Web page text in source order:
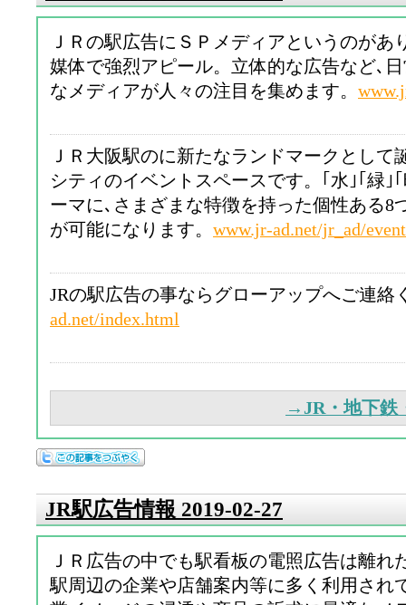
ＪＲの駅広告にＳＰメディアというのがあ
媒体で強烈アピール。立体的な広告など､
なメディアが人々の注目を集めます。
ＪＲ大阪駅のに新たなランドマークとして
シティのイベントスペースです。｢水｣｢緑｣
ーマに､さまざまな特徴を持った個性ある8
が可能になります。 www.jr-ad.net/jr_ad/
JRの駅広告の事ならグローアップへご連絡
ad.net/index.html
→JR・地下鉄
JR駅広告情報 2019-02-27
ＪＲ広告の中でも駅看板の電照広告は離れ
駅周辺の企業や店舗案内等に多く利用され